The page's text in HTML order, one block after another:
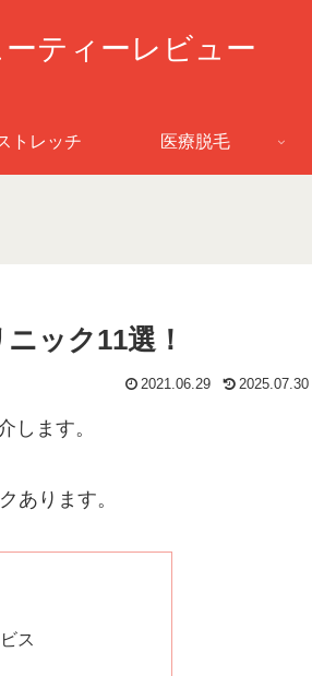
ーティーレビュー
トレッチ 医療脱毛
ック11選！
2021.06.29 2025.07.30
します。
あります。
ス